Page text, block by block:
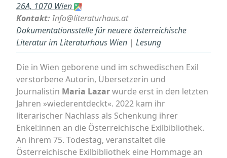
26A, 1070 Wien
Kontakt:Info@literaturhaus.at
Dokumentationsstelle für neuere österreichische
Literatur im Literaturhaus Wien | Lesung
Die in Wien geborene und im schwedischen Exil
verstorbene Autorin, Übersetzerin und
Journalistin Maria Lazarwurde erst in den letzten
Jahren »wiederentdeckt«. 2022 kam ihr
literarischer Nachlass als Schenkung ihrer
Enkel:innen an die Österreichische Exilbibliothek.
An ihrem 75. Todestag, veranstaltet die
Österreichische Exilbibliothek eine Hommage an